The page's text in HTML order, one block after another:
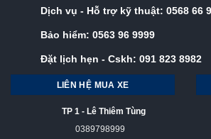
Dịch vụ - Hỗ trợ kỹ thuật: 0568 66
Bảo hiểm: 0563 96 9999
Đặt lịch hẹn - Cskh: 091 823 8982
LIÊN HỆ MUA XE
TP 1 - Lê Thiêm Tùng
0389798999